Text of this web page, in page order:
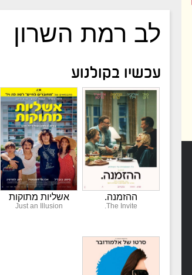
לב רמת השרון
עכשיו בקולנוע
ההזמנה.
The Invite.
אשליות מתוקות
Just an Illusion